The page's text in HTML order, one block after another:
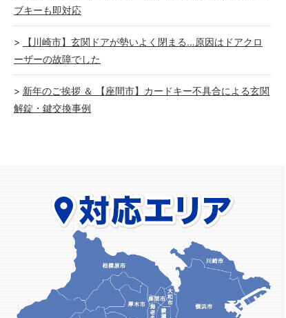
ブキーも即対応
【川崎市】玄関ドアが勢いよく閉まる…原因はドアクロ
ーザーの故障でした
新年のご挨拶 ＆ 【座間市】カードキー不具合による玄関
解錠・鍵交換事例